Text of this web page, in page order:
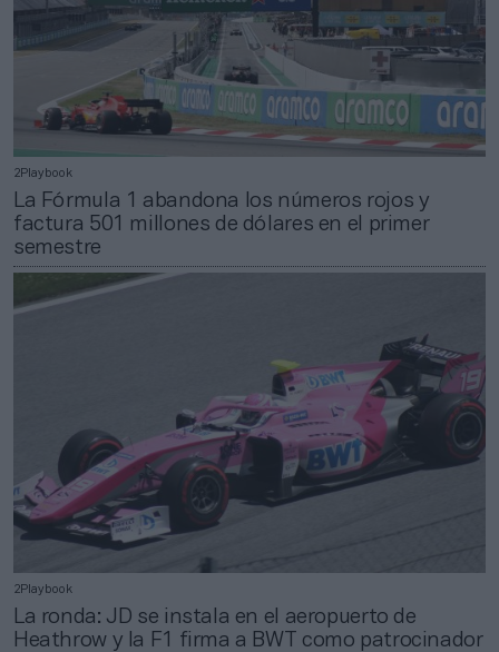
2Playbook
La Fórmula 1 abandona los números rojos y
factura 501 millones de dólares en el primer
semestre
2Playbook
La ronda: JD se instala en el aeropuerto de
Heathrow y la F1 firma a BWT como patrocinador